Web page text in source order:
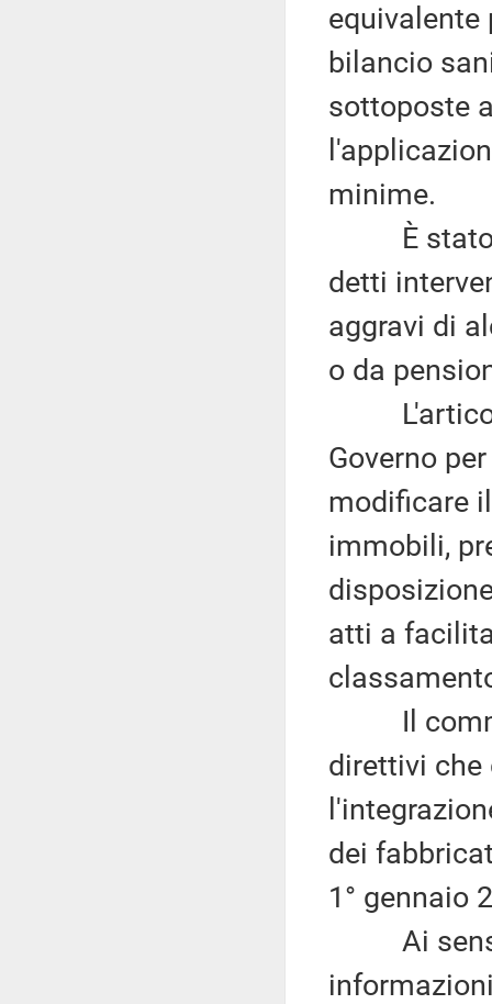
equivalente
bilancio
sottoposte
minime.
È stato
detti
aggravi di
o da
L'articolo
Governo
modificare
immobili,
atti a
Il comma
direttivi che
dei
1° gennaio
Ai sensi